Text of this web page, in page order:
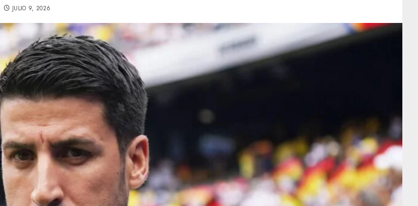
JULIO 9, 2026